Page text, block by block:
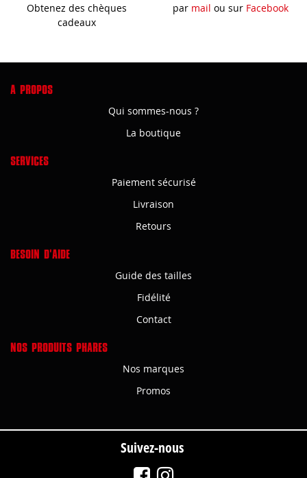
Obtenez des chèques
cadeaux
par mail ou sur Facebook
A PROPOS
Qui sommes-nous ?
La boutique
SERVICES
Paiement sécurisé
Livraison
Retours
BESOIN D'AIDE
Guide des tailles
Fidélité
Contact
NOS PRODUITS PHARES
Nos marques
Promos
Suivez-nous